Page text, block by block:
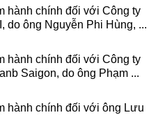
hành chính đối với Công ty
do ông Nguyễn Phi Hùng, ...
hành chính đối với Công ty
Saigon, do ông Phạm ...
hành chính đối với ông Lưu